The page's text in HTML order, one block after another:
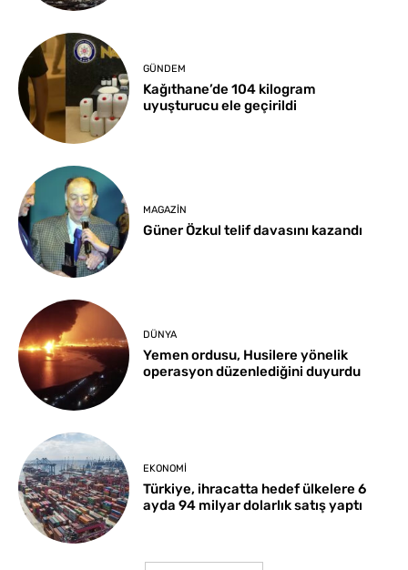
GÜNDEM
Kağıthane’de 104 kilogram
uyuşturucu ele geçirildi
MAGAZIN
Güner Özkul telif davasını kazandı
DÜNYA
Yemen ordusu, Husilere yönelik
operasyon düzenlediğini duyurdu
EKONOMI
Türkiye, ihracatta hedef ülkelere 6
ayda 94 milyar dolarlık satış yaptı